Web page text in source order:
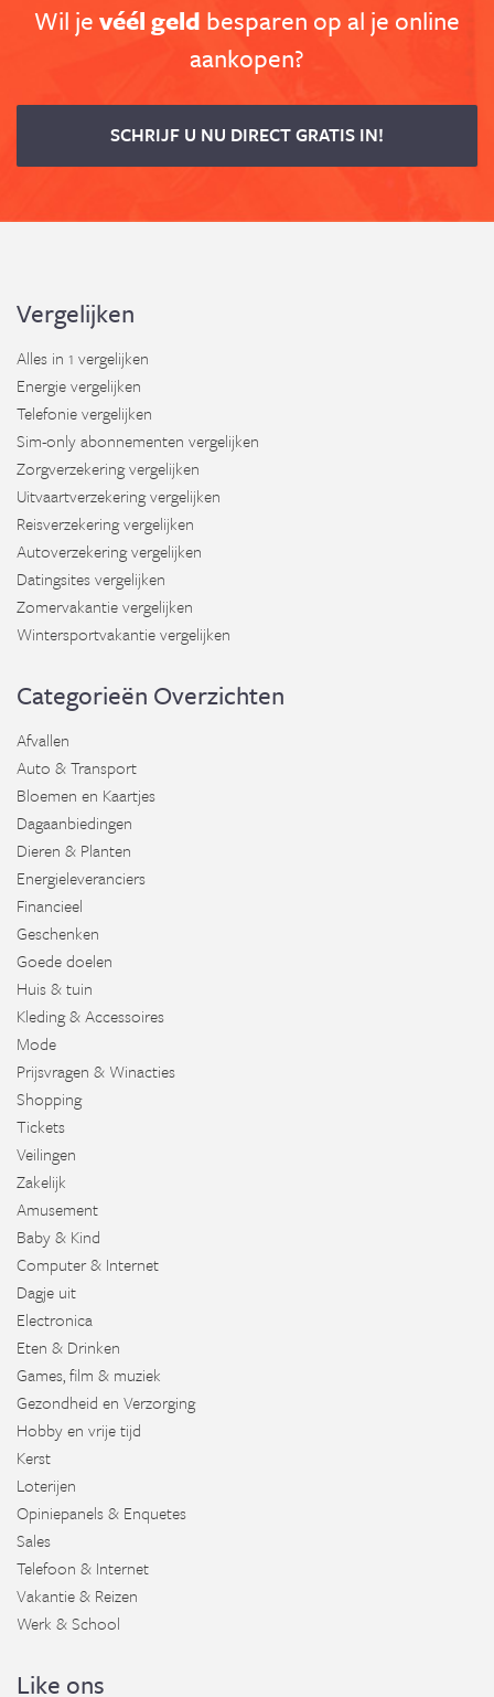
Wil jevéél geld besparen op al je online
aankopen?
SCHRIJF U NU DIRECT GRATIS IN!
Vergelijken
Alles in 1 vergelijken
Energie vergelijken
Telefonie vergelijken
Sim-only abonnementen vergelijken
Zorgverzekering vergelijken
Uitvaartverzekering vergelijken
Reisverzekering vergelijken
Autoverzekering vergelijken
Datingsites vergelijken
Zomervakantie vergelijken
Wintersportvakantie vergelijken
Categorieën Overzichten
Afvallen
Auto & Transport
Bloemen en Kaartjes
Dagaanbiedingen
Dieren & Planten
Energieleveranciers
Financieel
Geschenken
Goede doelen
Huis & tuin
Kleding & Accessoires
Mode
Prijsvragen & Winacties
Shopping
Tickets
Veilingen
Zakelijk
Amusement
Baby & Kind
Computer & Internet
Dagje uit
Electronica
Eten & Drinken
Games, film & muziek
Gezondheid en Verzorging
Hobby en vrije tijd
Kerst
Loterijen
Opiniepanels & Enquetes
Sales
Telefoon & Internet
Vakantie & Reizen
Werk & School
Like ons